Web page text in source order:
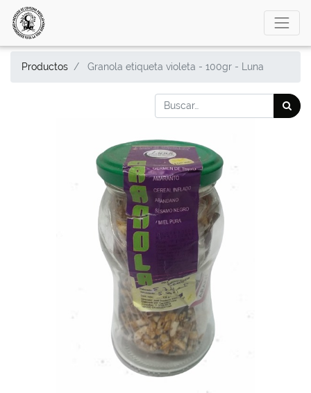
Productos Granola etiqueta violeta - 100gr - Luna